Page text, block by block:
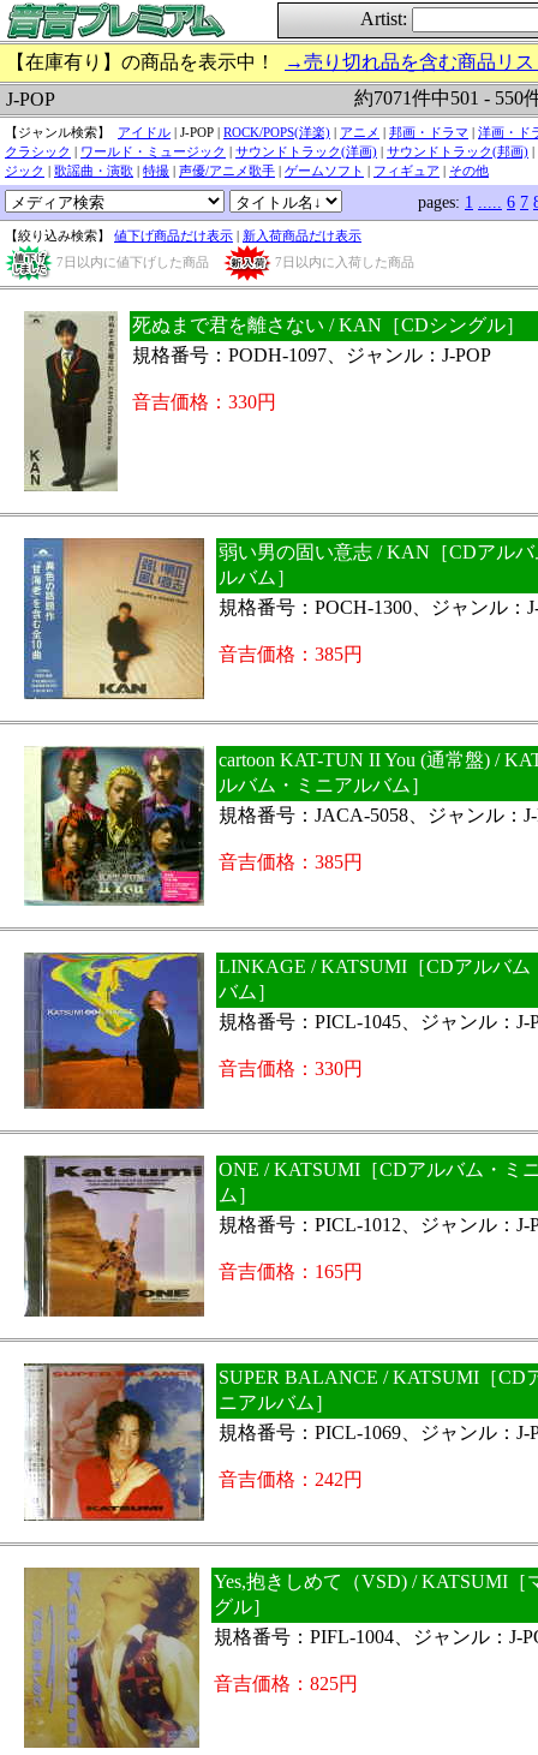
Artist:
【在庫有り】の商品を表示中！
→売り切れ品を含む商品リ
J-POP
約7071件中501 - 550
【ジャンル検索】 アイドル | J-POP | ROCK/POPS(洋楽) | アニメ | 邦画・ドラマ | 洋画・ド
クラシック | ワールド・ミュージック | サウンドトラック(洋画) | サウンドトラック(邦画) |
ジック | 歌謡曲・演歌 | 特撮 | 声優/アニメ歌手 | ゲームソフト | フィギュア | その他
pages: 1 ..... 6 7
【絞り込み検索】 値下げ商品だけ表示 | 新入荷商品だけ表示
7日以内に値下げした商品
7日以内に入荷した商品
死ぬまで君を離さない / KAN［CDシングル］
規格番号：PODH-1097、ジャンル：J-POP
音吉価格：330円
弱い男の固い意志 / KAN［CDアル
ルバム］
規格番号：POCH-1300、ジャンル：
音吉価格：385円
cartoon KAT-TUN II You (通常盤) /
ルバム・ミニアルバム］
規格番号：JACA-5058、ジャンル：J-
音吉価格：385円
LINKAGE / KATSUMI［CDアルバム
バム］
規格番号：PICL-1045、ジャンル：J-
音吉価格：330円
ONE / KATSUMI［CDアルバム・ミ
ム］
規格番号：PICL-1012、ジャンル：J-
音吉価格：165円
SUPER BALANCE / KATSUMI［CD
ニアルバム］
規格番号：PICL-1069、ジャンル：J-
音吉価格：242円
Yes,抱きしめて（VSD) / KATSUMI［
グル］
規格番号：PIFL-1004、ジャンル：J-
音吉価格：825円